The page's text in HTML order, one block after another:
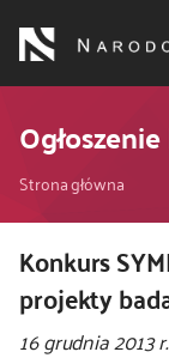
treści
o NCN
dla wnioskodawców
dla realizujących
dla ekspertów
Ścieżka
Strona główna
Konkurs
projekty
16 grudnia 2013 r.